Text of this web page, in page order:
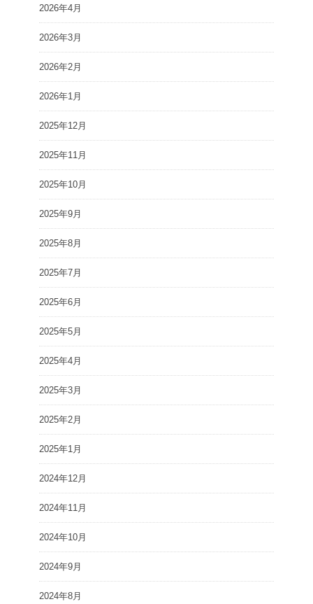
2026年4月
2026年3月
2026年2月
2026年1月
2025年12月
2025年11月
2025年10月
2025年9月
2025年8月
2025年7月
2025年6月
2025年5月
2025年4月
2025年3月
2025年2月
2025年1月
2024年12月
2024年11月
2024年10月
2024年9月
2024年8月